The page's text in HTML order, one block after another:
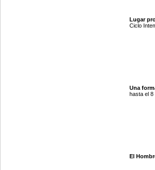
Lugar
Ciclo
Una
hasta el 8
El